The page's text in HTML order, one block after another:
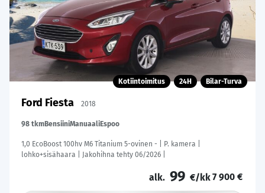
Kotiintoimitus 24H Bilar-Turva
Ford Fiesta 2018
98 tkmBensiiniManuaaliEspoo
1,0 EcoBoost 100hv M6 Titanium 5-ovinen - | P. kamera |
lohko+sisähaara | Jakohihna tehty 06/2026 |
alk. 99 €/kk7 900 €